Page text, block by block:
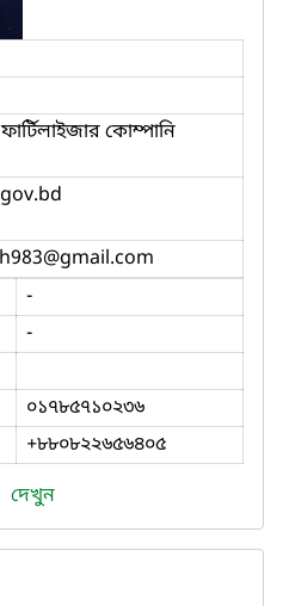
কোম্পানি
@gmail.com
-
-
০১৭৮৫৭১০২৩৬
+৮৮০৮২২৬৫৬৪০৫
দেখুন